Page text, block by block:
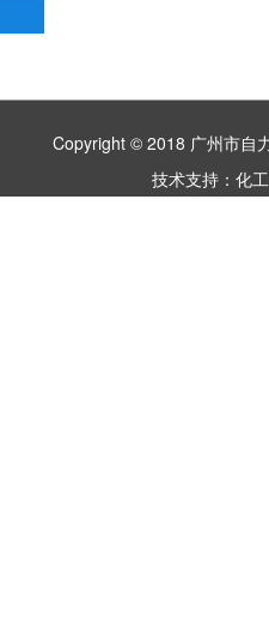
Copyright © 2018 广州市
技术支持： 化